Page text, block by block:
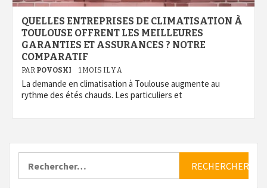
QUELLES ENTREPRISES DE CLIMATISATION À
TOULOUSE OFFRENT LES MEILLEURES
GARANTIES ET ASSURANCES ? NOTRE
COMPARATIF
PAR POVOSKI 1 MOIS IL Y A
La demande en climatisation à Toulouse augmente au
rythme des étés chauds. Les particuliers et